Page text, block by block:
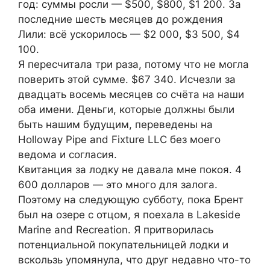
год: суммы росли — $500, $800, $1 200. За
последние шесть месяцев до рождения
Лили: всё ускорилось — $2 000, $3 500, $4
100.
Я пересчитала три раза, потому что не могла
поверить этой сумме. $67 340. Исчезли за
двадцать восемь месяцев со счёта на наши
оба имени. Деньги, которые должны были
быть нашим будущим, переведены на
Holloway Pipe and Fixture LLC без моего
ведома и согласия.
Квитанция за лодку не давала мне покоя. 4
600 долларов — это много для залога.
Поэтому на следующую субботу, пока Брент
был на озере с отцом, я поехала в Lakeside
Marine and Recreation. Я притворилась
потенциальной покупательницей лодки и
вскользь упомянула, что друг недавно что-то